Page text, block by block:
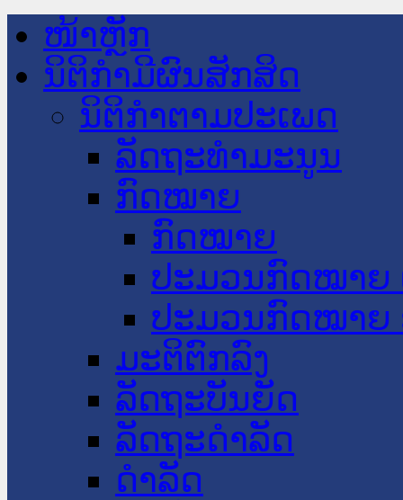
ໜ້າຫຼັກ
ນິຕິກໍາມີຜົນສັກສິດ
ນິຕິກໍາຕາມປະເພດ
ລັດຖະທໍາມະນູນ
ກົດໝາຍ
ກົດໝາຍ
ປະມວນກົດໝາຍ
ປະມວນກົດໝາຍ
ມະຕິຕົກລົງ
ລັດຖະບັນຍັດ
ລັດຖະດໍາລັດ
ດໍາລັດ